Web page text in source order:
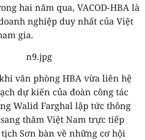
hai năm qua, VACOD-HBA là
nghiệp duy nhất của Việt
gia.
văn phòng HBA vừa liên hệ
dự kiến của đoàn công tác
Walid Farghal lập tức thông
thăm Việt Nam trực tiếp
Sơn bàn về những cơ hội